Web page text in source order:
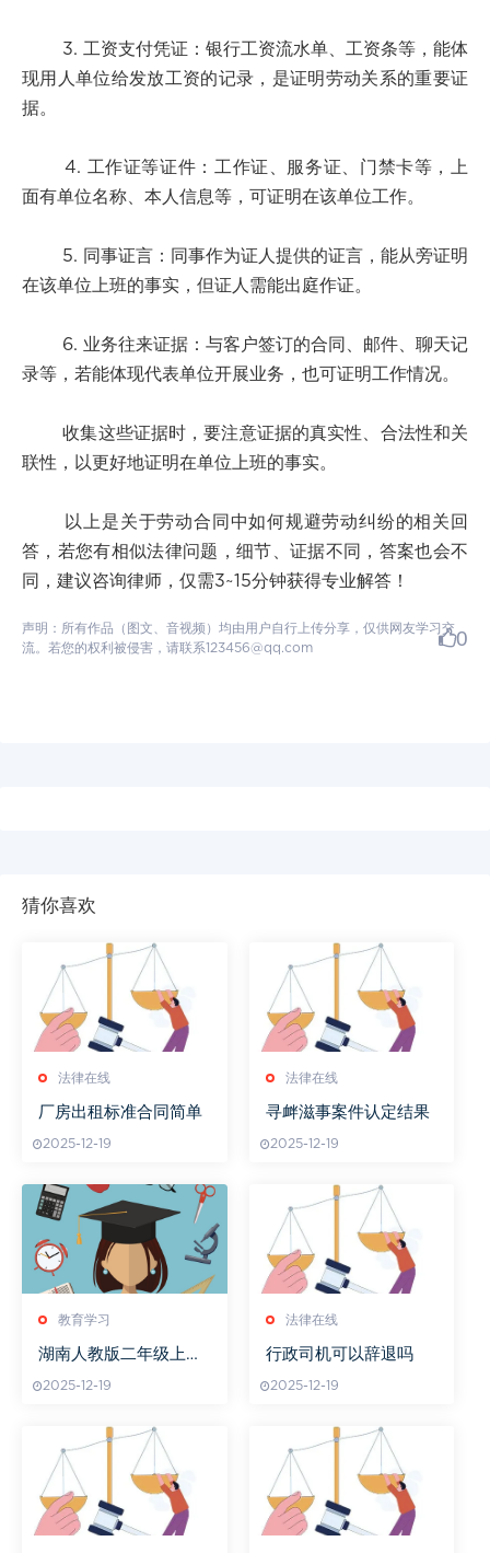
3. 工资支付凭证：银行工资流水单、工资条等，能体
现用人单位给发放工资的记录，是证明劳动关系的重要证
据。
4. 工作证等证件：工作证、服务证、门禁卡等，上
面有单位名称、本人信息等，可证明在该单位工作。
5. 同事证言：同事作为证人提供的证言，能从旁证明
在该单位上班的事实，但证人需能出庭作证。
6. 业务往来证据：与客户签订的合同、邮件、聊天记
录等，若能体现代表单位开展业务，也可证明工作情况。
收集这些证据时，要注意证据的真实性、合法性和关
联性，以更好地证明在单位上班的事实。
以上是关于劳动合同中如何规避劳动纠纷的相关回
答，若您有相似法律问题，细节、证据不同，答案也会不
同，建议咨询律师，仅需3~15分钟获得专业解答！
声明：所有作品（图文、音视频）均由用户自行上传分享，仅供网友学习交
流。若您的权利被侵害，请联系123456@qq.com
0
猜你喜欢
法律在线
厂房出租标准合同简单
2025-12-19
法律在线
寻衅滋事案件认定结果
2025-12-19
教育学习
湖南人教版二年级上册
2025-12-19
法律在线
行政司机可以辞退吗
2025-12-19